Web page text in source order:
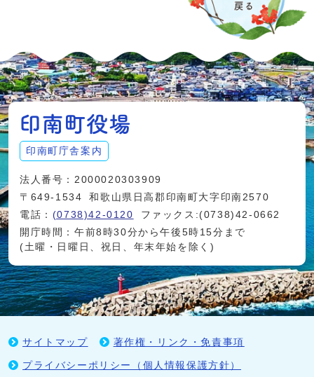
印南町庁舎案内
法人番号：2000020303909
〒649-1534
和歌山県日高郡印南町大字印南2570
電話： (0738)42-0120
ファックス:(0738)42-0662
開庁時間：午前8時30分から午後5時15分まで
(土曜・日曜日、祝日、年末年始を除く)
サイトマップ 著作権・リンク・免責事項
プライバシーポリシー（個人情報保護方針）